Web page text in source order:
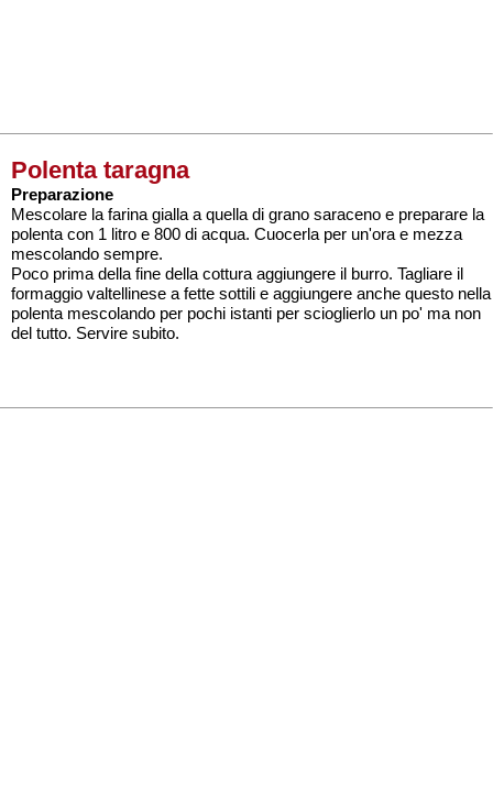
Polenta taragna
Preparazione
Mescolare la farina gialla a quella di grano saraceno e preparare la
polenta con 1 litro e 800 di acqua. Cuocerla per un'ora e mezza
mescolando sempre.
Poco prima della fine della cottura aggiungere il burro. Tagliare il
formaggio valtellinese a fette sottili e aggiungere anche questo nella
polenta mescolando per pochi istanti per scioglierlo un po' ma non
del tutto. Servire subito.